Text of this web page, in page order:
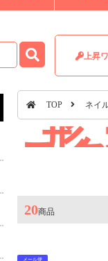
上昇
TOP ネイ
形
ス
20商品
メール便